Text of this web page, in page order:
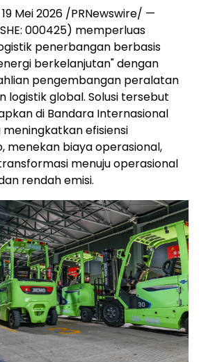
19 Mei 2026 /PRNewswire/ —
000425) memperluas
penerbangan berbasis
berkelanjutan" dengan
pengembangan peralatan
logistik global. Solusi tersebut
di Bandara Internasional
meningkatkan efisiensi
menekan biaya operasional,
menuju operasional
rendah emisi.